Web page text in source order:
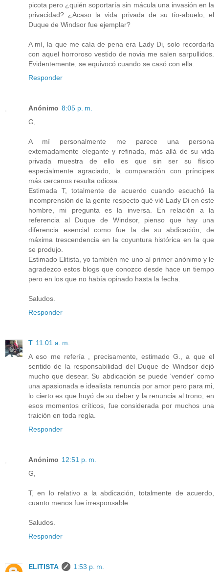
picota pero ¿quién soportaría sin mácula una invasión en la
privacidad? ¿Acaso la vida privada de su tío-abuelo, el
Duque de Windsor fue ejemplar?
A mí, la que me caía de pena era Lady Di, solo recordarla
con aquel horroroso vestido de novia me salen sarpullidos.
Evidentemente, se equivocó cuando se casó con ella.
Responder
Anónimo 8:05 p. m.
G,
A mí personalmente me parece una persona
extemadamente elegante y refinada, más allá de su vida
privada muestra de ello es que sin ser su físico
especialmente agraciado, la comparación con príncipes
más cercanos resulta odiosa.
Estimada T, totalmente de acuerdo cuando escuchó la
incomprensión de la gente respecto qué vió Lady Di en este
hombre, mi pregunta es la inversa. En relación a la
referencia al Duque de Windsor, pienso que hay una
diferencia esencial como fue la de su abdicación, de
máxima trescendencia en la coyuntura histórica en la que
se produjo.
Estimado Elitista, yo también me uno al primer anónimo y le
agradezco estos blogs que conozco desde hace un tiempo
pero en los que no había opinado hasta la fecha.
Saludos.
Responder
T 11:01 a. m.
A eso me refería , precisamente, estimado G., a que el
sentido de la responsabilidad del Duque de Windsor dejó
mucho que desear. Su abdicación se puede 'vender' como
una apasionada e idealista renuncia por amor pero para mi,
lo cierto es que huyó de su deber y la renuncia al trono, en
esos momentos críticos, fue considerada por muchos una
traición en toda regla.
Responder
Anónimo 12:51 p. m.
G,
T, en lo relativo a la abdicación, totalmente de acuerdo,
cuanto menos fue irresponsable.
Saludos.
Responder
ELITISTA
1:53 p. m.